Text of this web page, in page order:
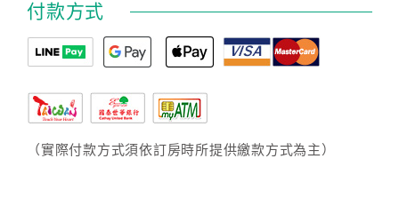
付款方式
（實際付款方式須依訂房時所提供繳款方式為主）